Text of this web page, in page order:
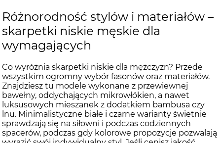
Różnorodność stylów i materiałów –
skarpetki niskie męskie dla
wymagających
Co wyróżnia skarpetki niskie dla mężczyzn? Przede
wszystkim ogromny wybór fasonów oraz materiałów.
Znajdziesz tu modele wykonane z przewiewnej
bawełny, oddychających mikrowłókien, a nawet
luksusowych mieszanek z dodatkiem bambusa czy
lnu. Minimalistyczne białe i czarne warianty świetnie
sprawdzają się na siłowni i podczas codziennych
spacerów, podczas gdy kolorowe propozycje pozwalają